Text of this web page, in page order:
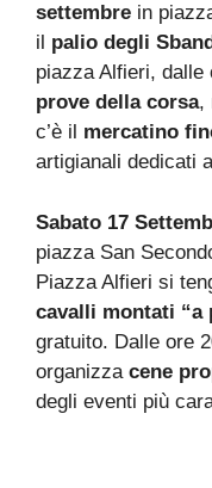
settembre in
il palio degli
piazza Alfieri, dalle
prove della corsa,
c’è il mercatino
artigianali dedicati
Sabato 17
piazza San
Piazza Alfieri si
cavalli montati “a
gratuito. Dalle ore
organizza cene
degli eventi più